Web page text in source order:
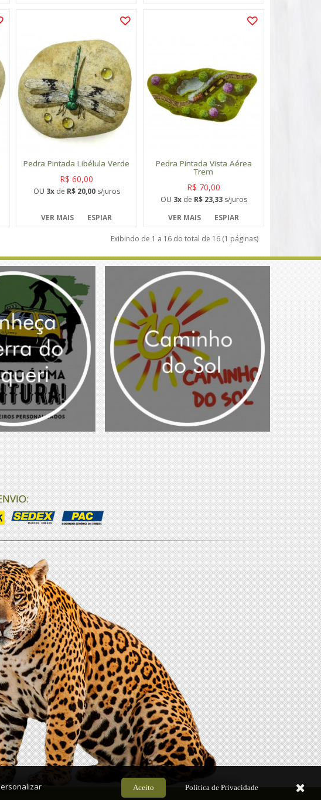
Pedra Pintada Libélula Verde
R$ 60,00
OU 3xde R$ 20,00s/juros
VER MAIS ESPIAR
Pedra Pintada Vista Aérea
Trem
R$ 70,00
OU 3xde R$ 23,33s/juros
VER MAIS
ESPIAR
Exibindo de 1 a 16 do total de 16 (1 páginas)
Aceito Politíca de Privacidade